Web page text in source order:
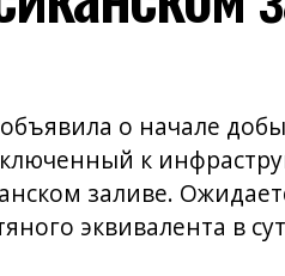
о начале
к
заливе.
эквивалента в